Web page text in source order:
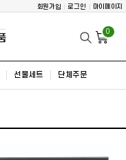
회원가입 로그인 마이페이지
0
선물세트 단체주문